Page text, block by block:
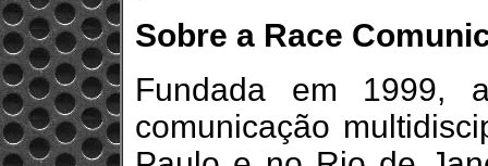
Sobre a Race
Fundada em 1999,
comunicação